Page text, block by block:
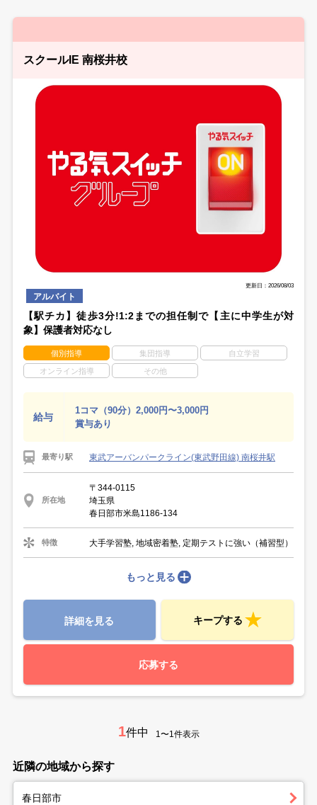
スクールIE 南桜井校
更新日：2026/08/03
アルバイト
【駅チカ】徒歩3分!1:2までの担任制で【主に中学生が対
象】保護者対応なし
個別指導 集団指導 自立学習
オンライン指導 その他
給与
1コマ（90分）2,000円〜3,000円
賞与あり
最寄り駅 東武アーバンパークライン(東武野田線) 南桜井駅
所在地
〒344-0115
埼玉県
春日部市米島1186-134
特徴 大手学習塾, 地域密着塾, 定期テストに強い（補習型）
もっと見る
詳細を見る キープする
応募する
1件中 1〜1件表示
近隣の地域から探す
春日部市